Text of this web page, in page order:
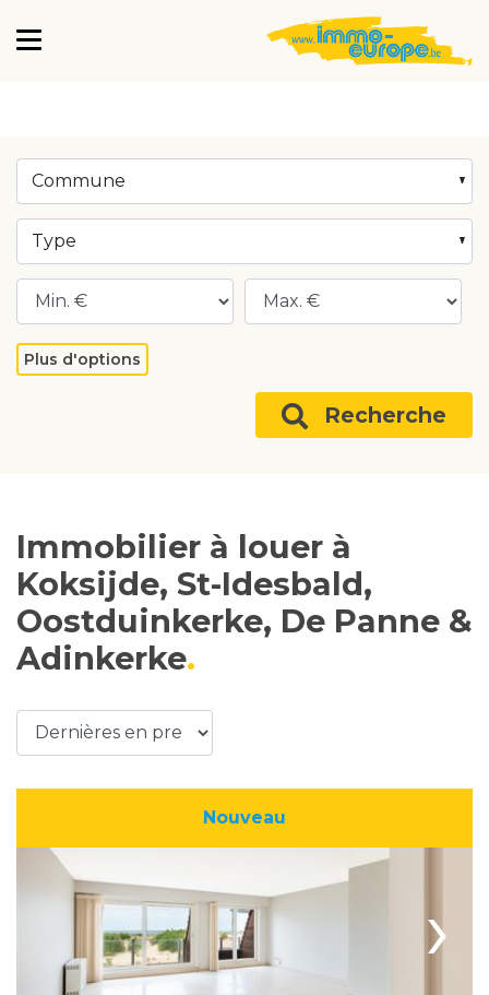
Commune
Type
Plus d'options
Recherche
Immobilier à louer à
Koksijde, St-Idesbald,
Oostduinkerke, De Panne &
Adinkerke
Nouveau
›